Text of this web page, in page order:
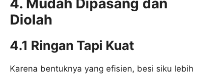
Diolah
4.1 Ringan Tapi Kuat
Karena bentuknya yang efisien, besi siku lebih